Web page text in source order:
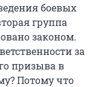
боевых
группа
законом.
за
призыва в
Потому что